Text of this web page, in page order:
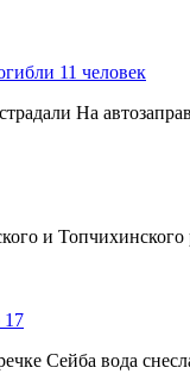
11 человек
На
и
17
Сейба вода